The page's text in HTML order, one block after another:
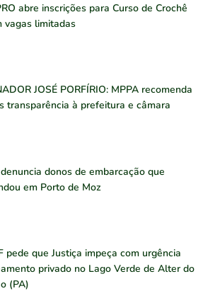
abre inscrições para Curso de Crochê
vagas limitadas
JOSÉ PORFÍRIO: MPPA recomenda
transparência à prefeitura e câmara
donos de embarcação que
em Porto de Moz
pede que Justiça impeça com urgência
privado no Lago Verde de Alter do
(PA)